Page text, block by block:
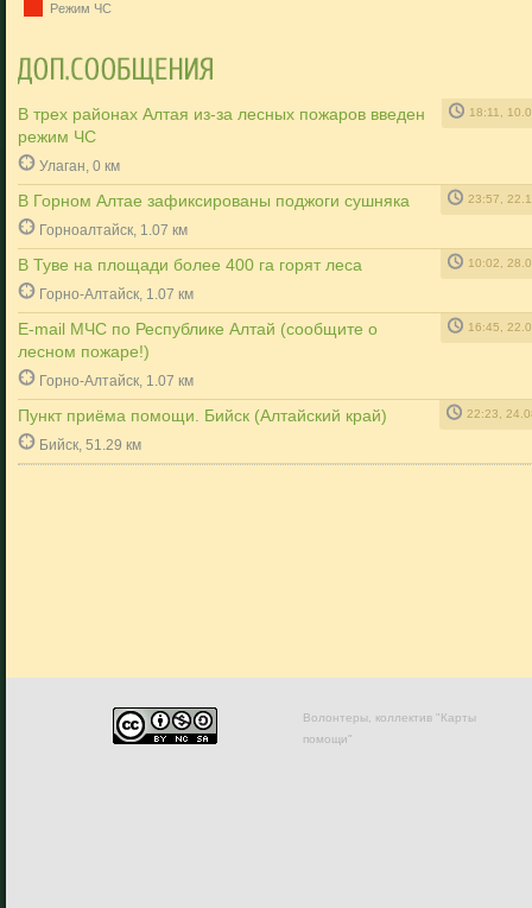
Режим ЧС
В трех районах Алтая из-за лесных пожаров введен
режим ЧС
18:11,
Улаган, 0 км
В Горном Алтае зафиксированы поджоги сушняка 23:57,
Горноалтайск, 1.07 км
В Туве на площади более 400 га горят леса 10:02,
Горно-Алтайск, 1.07 км
E-mail МЧС по Республике Алтай (сообщите о
лесном пожаре!)
16:45,
Горно-Алтайск, 1.07 км
Пункт приёма помощи. Бийск (Алтайский край) 22:23,
Бийск, 51.29 км
Волонтеры, коллектив "Карты
помощи"